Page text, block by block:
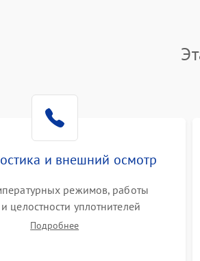
и внешний осмотр
режимов, работы
целостности уплотнителей
сопротивления обмоток
Подробнее